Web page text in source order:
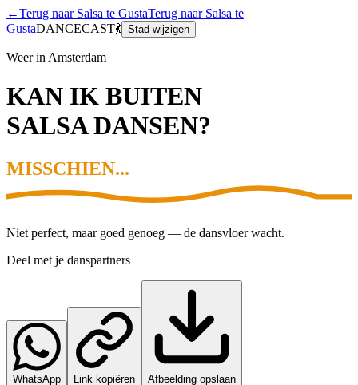
←Terug naar Salsa te GustaTerug naar Salsa te
GustaDANCECAST💃 Stad wijzigen
Weer in Amsterdam
KAN IK BUITEN
SALSA DANSEN?
MISSCHIEN...
Niet perfect, maar goed genoeg — de dansvloer wacht.
Deel met je danspartners
WhatsApp Link kopiëren Afbeelding opslaan